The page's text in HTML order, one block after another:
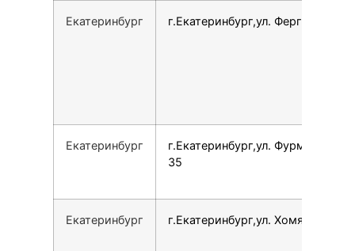
Екатеринбург г.Екатеринбург,ул. Ферганская, 1
Екатеринбург
г.Екатеринбург,ул. Фурманова,
35
Екатеринбург г.Екатеринбург,ул. Хомякова, 20